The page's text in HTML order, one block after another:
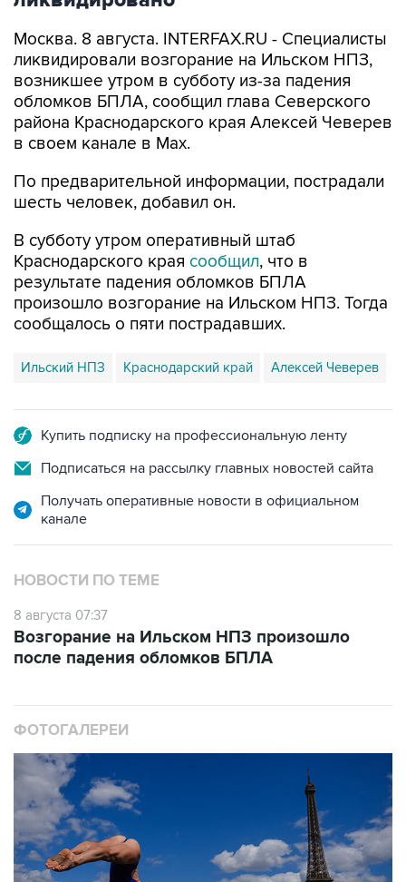
Москва. 8 августа. INTERFAX.RU - Специалисты
ликвидировали возгорание на Ильском НПЗ,
возникшее утром в субботу из-за падения
обломков БПЛА, сообщил глава Северского
района Краснодарского края Алексей Чеверев
в своем канале в Max.
По предварительной информации, пострадали
шесть человек, добавил он.
В субботу утром оперативный штаб
Краснодарского края сообщил, что в
результате падения обломков БПЛА
произошло возгорание на Ильском НПЗ. Тогда
сообщалось о пяти пострадавших.
Ильский НПЗ Краснодарский край Алексей Чеверев
Купить подписку на профессиональную ленту
Подписаться на рассылку главных новостей сайта
Получать оперативные новости в официальном
канале
НОВОСТИ ПО ТЕМЕ
8 августа 07:37
Возгорание на Ильском НПЗ произошло
после падения обломков БПЛА
ФОТОГАЛЕРЕИ